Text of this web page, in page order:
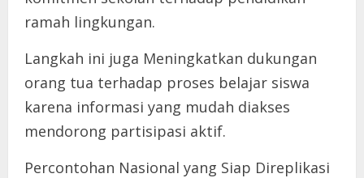
ramah lingkungan.
Langkah ini juga Meningkatkan dukungan
orang tua terhadap proses belajar siswa
karena informasi yang mudah diakses
mendorong partisipasi aktif.
Percontohan Nasional yang Siap Direplikasi